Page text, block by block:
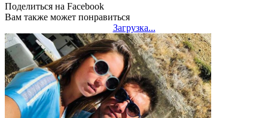
Поделиться на Facebook
Вам также может понравиться
Загрузка...